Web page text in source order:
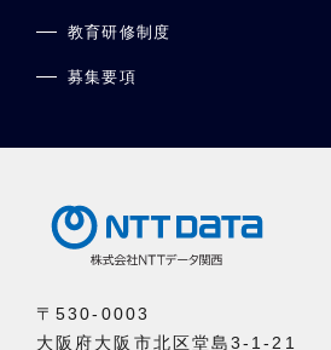
〒530-0003
大阪府大阪市北区堂島3-1-21
教育研修制度
募集要項